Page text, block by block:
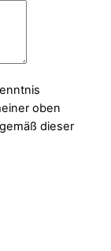
oben
dieser